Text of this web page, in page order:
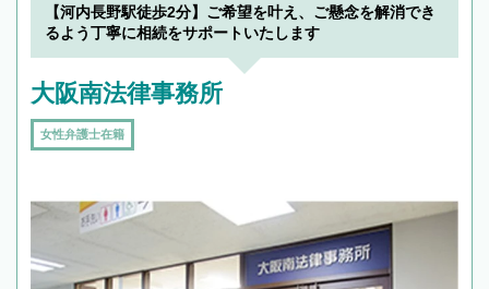
【河内長野駅徒歩2分】ご希望を叶え、ご懸念を解消でき
るよう丁寧に相続をサポートいたします
大阪南法律事務所
女性弁護士在籍